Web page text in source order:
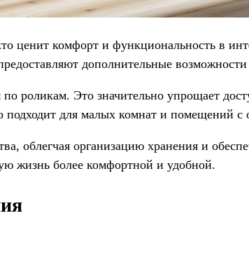
ценит комфорт и функциональность в
дополнительные
роликам. Это значительно упрощает
подходит для малых комнат и помещений
облегчая организацию хранения и
жизнь более комфортной и удобной.